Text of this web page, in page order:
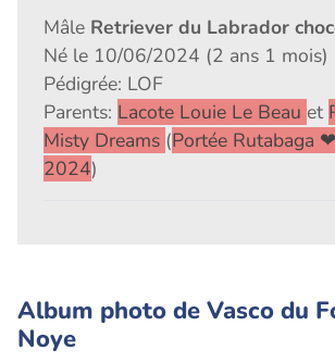
Mâle Retriever du Labrador
Né le 10/06/2024 (2 ans 1 mois)
Pédigrée: LOF
Parents: Lacote Louie Le Beau et
Misty Dreams (Portée Rutabaga
2024)
Album photo de Vasco du
Noye